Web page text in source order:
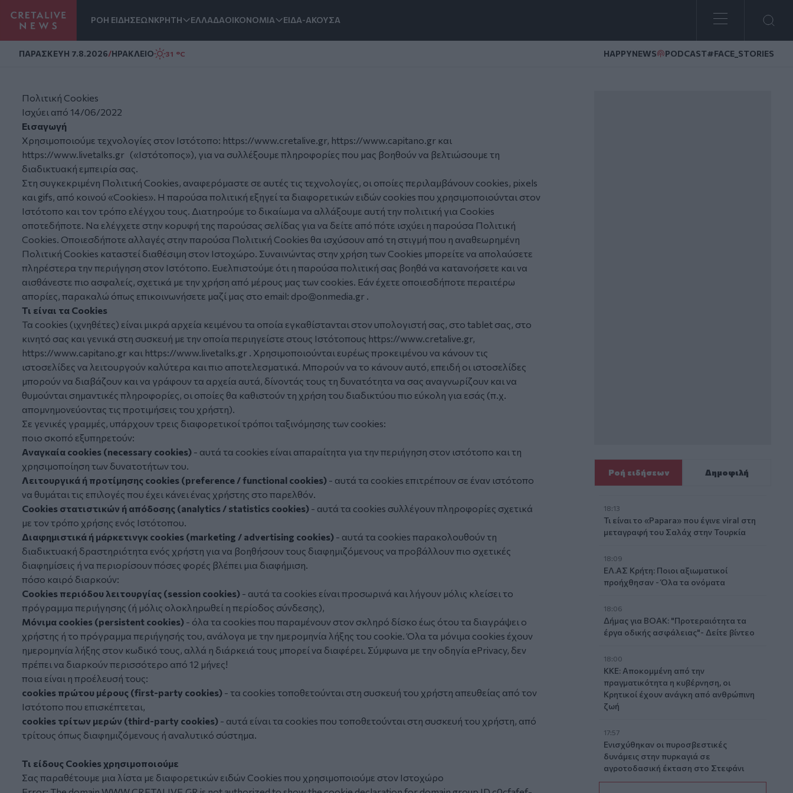
ΡΟΗ ΕΙΔΗΣΕΩΝΚΡΗΤΗ ΕΛΛΑΔΑΟΙΚΟΝΟΜΙΑ ΕΙΔΑ-ΑΚΟΥΣΑ
ΠΑΡΑΣΚΕΥΗ 7.8.2026/ΗΡΑΚΛΕΙΟ 31 °C HAPPYNEWS PODCAST#FACE_STORIES
Πολιτική Cookies
Ισχύει από 14/06/2022
Εισαγωγή
Χρησιμοποιούμε τεχνολογίες στον Ιστότοπο: https://www.cretalive.gr, https://www.capitano.gr και
https://www.livetalks.gr («Ιστότοπος»), για να συλλέξουμε πληροφορίες που μας βοηθούν να βελτιώσουμε τη
διαδικτυακή εμπειρία σας.
Στη συγκεκριμένη Πολιτική Cookies, αναφερόμαστε σε αυτές τις τεχνολογίες, οι οποίες περιλαμβάνουν cookies, pixels
και gifs, από κοινού «Cookies». Η παρούσα πολιτική εξηγεί τα διαφορετικών ειδών cookies που χρησιμοποιούνται στον
Ιστότοπο και τον τρόπο ελέγχου τους. Διατηρούμε το δικαίωμα να αλλάξουμε αυτή την πολιτική για Cookies
οποτεδήποτε. Να ελέγχετε στην κορυφή της παρούσας σελίδας για να δείτε από πότε ισχύει η παρούσα Πολιτική
Cookies. Οποιεσδήποτε αλλαγές στην παρούσα Πολιτική Cookies θα ισχύσουν από τη στιγμή που η αναθεωρημένη
Πολιτική Cookies καταστεί διαθέσιμη στον Ιστοχώρο. Συναινώντας στην χρήση των Cookies μπορείτε να απολαύσετε
πληρέστερα την περιήγηση στον Ιστότοπο. Ευελπιστούμε ότι η παρούσα πολιτική σας βοηθά να κατανοήσετε και να
αισθάνεστε πιο ασφαλείς, σχετικά με την χρήση από μέρους μας των cookies. Εάν έχετε οποιεσδήποτε περαιτέρω
απορίες, παρακαλώ όπως επικοινωνήσετε μαζί μας στο email: dpo@onmedia.gr .
Τι είναι τα Cookies
Τα cookies (ιχνηθέτες) είναι μικρά αρχεία κειμένου τα οποία εγκαθίστανται στον υπολογιστή σας, στο tablet σας, στο
κινητό σας και γενικά στη συσκευή με την οποία περιηγείστε στους Ιστότοπους https://www.cretalive.gr,
https://www.capitano.gr και https://www.livetalks.gr . Χρησιμοποιούνται ευρέως προκειμένου να κάνουν τις
ιστοσελίδες να λειτουργούν καλύτερα και πιο αποτελεσματικά. Μπορούν να το κάνουν αυτό, επειδή οι ιστοσελίδες
μπορούν να διαβάζουν και να γράφουν τα αρχεία αυτά, δίνοντάς τους τη δυνατότητα να σας αναγνωρίζουν και να
θυμούνται σημαντικές πληροφορίες, οι οποίες θα καθιστούν τη χρήση του διαδικτύου πιο εύκολη για εσάς (π.χ.
απομνημονεύοντας τις προτιμήσεις του χρήστη).
Σε γενικές γραμμές, υπάρχουν τρεις διαφορετικοί τρόποι ταξινόμησης των cookies:
ποιο σκοπό εξυπηρετούν:
Αναγκαία cookies (necessary cookies) - αυτά τα cookies είναι απαραίτητα για την περιήγηση στον ιστότοπο και τη
χρησιμοποίηση των δυνατοτήτων του.
Λειτουργικά ή προτίμησης cookies (preference / functional cookies) - αυτά τα cookies επιτρέπουν σε έναν ιστότοπο
να θυμάται τις επιλογές που έχει κάνει ένας χρήστης στο παρελθόν.
Cookies στατιστικών ή απόδοσης (analytics / statistics cookies) - αυτά τα cookies συλλέγουν πληροφορίες σχετικά
με τον τρόπο χρήσης ενός Ιστότοπου.
Διαφημιστικά ή μάρκετινγκ cookies (marketing / advertising cookies) - αυτά τα cookies παρακολουθούν τη
διαδικτυακή δραστηριότητα ενός χρήστη για να βοηθήσουν τους διαφημιζόμενους να προβάλλουν πιο σχετικές
διαφημίσεις ή να περιορίσουν πόσες φορές βλέπει μια διαφήμιση.
πόσο καιρό διαρκούν:
Cookies περιόδου λειτουργίας (session cookies) - αυτά τα cookies είναι προσωρινά και λήγουν μόλις κλείσει το
πρόγραμμα περιήγησης (ή μόλις ολοκληρωθεί η περίοδος σύνδεσης),
Μόνιμα cookies (persistent cookies) - όλα τα cookies που παραμένουν στον σκληρό δίσκο έως ότου τα διαγράψει ο
χρήστης ή το πρόγραμμα περιήγησής του, ανάλογα με την ημερομηνία λήξης του cookie. Όλα τα μόνιμα cookies έχουν
ημερομηνία λήξης στον κωδικό τους, αλλά η διάρκειά τους μπορεί να διαφέρει. Σύμφωνα με την οδηγία ePrivacy, δεν
πρέπει να διαρκούν περισσότερο από 12 μήνες!
ποια είναι η προέλευσή τους:
cookies πρώτου μέρους (first-party cookies) - τα cookies τοποθετούνται στη συσκευή του χρήστη απευθείας από τον
Ιστότοπο που επισκέπτεται,
cookies τρίτων μερών (third-party cookies) - αυτά είναι τα cookies που τοποθετούνται στη συσκευή του χρήστη, από
τρίτους όπως διαφημιζόμενους ή αναλυτικό σύστημα.
Τι είδους Cookies χρησιμοποιούμε
Σας παραθέτουμε μια λίστα με διαφορετικών ειδών Cookies που χρησιμοποιούμε στον Ιστοχώρο
Ροή ειδήσεων Δημοφιλή
18:13
Τι είναι το «Papara» που έγινε viral στη
μεταγραφή του Σαλάχ στην Τουρκία
18:09
ΕΛ.ΑΣ Κρήτη: Ποιοι αξιωματικοί
προήχθησαν - Όλα τα ονόματα
18:06
Δήμας για ΒΟΑΚ: "Προτεραιότητα τα
έργα οδικής ασφάλειας"- Δείτε βίντεο
18:00
ΚΚΕ: Αποκομμένη από την
πραγματικότητα η κυβέρνηση, οι
Κρητικοί έχουν ανάγκη από ανθρώπινη
ζωή
17:57
Ενισχύθηκαν οι πυροσβεστικές
δυνάμεις στην πυρκαγιά σε
αγροτοδασική έκταση στο Στεφάνι
Κορίνθου